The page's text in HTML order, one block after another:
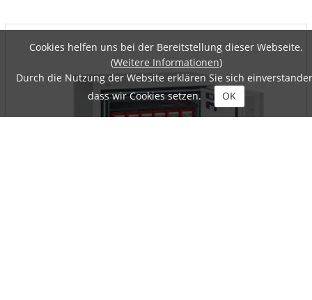
Cookies helfen uns bei der Bereitstellung dieser Webseite.
(Weitere Informationen)
Durch die Nutzung der Website erklären Sie sich
dass wir Cookies setzen.
OK